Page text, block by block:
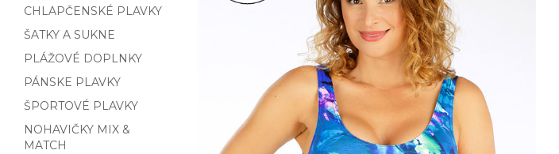
CHLAPČENSKÉ PLAVKY
ŠATKY A SUKNE
PLÁŽOVÉ DOPLNKY
PÁNSKE PLAVKY
ŠPORTOVÉ PLAVKY
NOHAVIČKY MIX &
MATCH